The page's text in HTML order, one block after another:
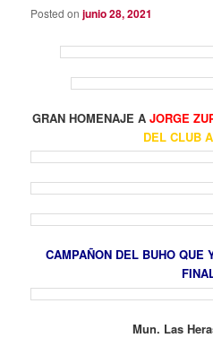
Posted onjunio 28, 2021
GRAN HOMENAJE A JORGE
DEL CLUB
CAMPAÑON DEL BUHO QUE
Mun. Las